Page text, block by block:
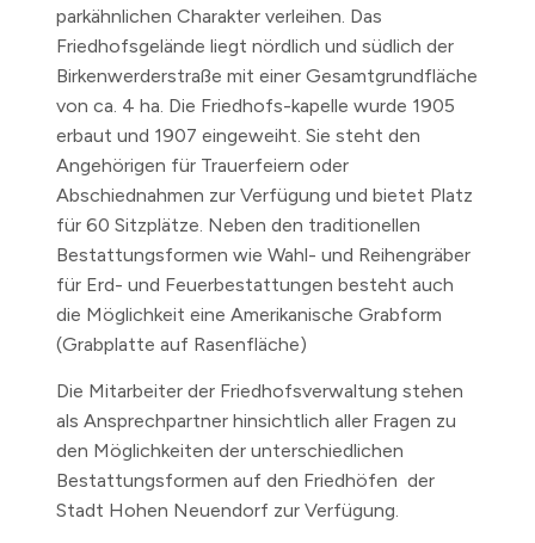
parkähnlichen Charakter verleihen. Das
Friedhofsgelände liegt nördlich und südlich der
Birkenwerderstraße mit einer Gesamtgrundfläche
von ca. 4 ha. Die Friedhofs-kapelle wurde 1905
erbaut und 1907 eingeweiht. Sie steht den
Angehörigen für Trauerfeiern oder
Abschiednahmen zur Verfügung und bietet Platz
für 60 Sitzplätze. Neben den traditionellen
Bestattungsformen wie Wahl- und Reihengräber
für Erd- und Feuerbestattungen besteht auch
die Möglichkeit eine Amerikanische Grabform
(Grabplatte auf Rasenfläche)
Die Mitarbeiter der Friedhofsverwaltung stehen
als Ansprechpartner hinsichtlich aller Fragen zu
den Möglichkeiten der unterschiedlichen
Bestattungsformen auf den Friedhöfen der
Stadt Hohen Neuendorf zur Verfügung.